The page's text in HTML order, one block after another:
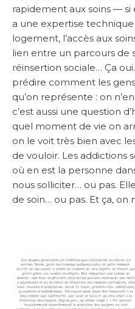
rapidement aux soins — si
a une expertise technique
logement, l’accès aux
lien entre un parcours de
réinsertion sociale… Ça
prédire comment les gens
qu’on représente : on
c’est aussi une question
quel moment de vie on
on le voit très bien avec
de vouloir. Les addictions
où en est la personne
nous solliciter… ou pas.
de soin… ou pas. Et ça,